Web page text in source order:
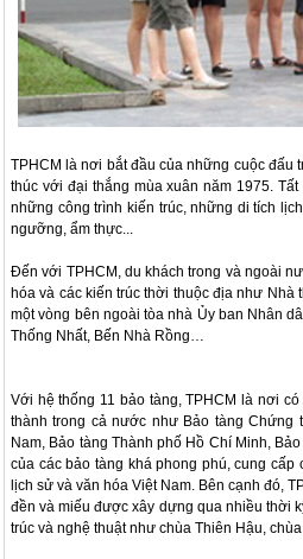
TPHCM là nơi bắt đầu của những cuộc đấu
thúc với đại thắng mùa xuân năm 1975.
những công trình kiến trúc, những di tích
ngưỡng, ẩm thực...
Đến với TPHCM, du khách trong và ngoài
hóa và các kiến trúc thời thuộc địa như
một vòng bên ngoài tòa nhà Ủy ban Nhân
Thống Nhất, Bến Nhà Rồng…
Với hệ thống 11 bảo tàng, TPHCM là nơi
thành trong cả nước như Bảo tàng Chứng
Nam, Bảo tàng Thành phố Hồ Chí Minh,
của các bảo tàng khá phong phú, cung
lịch sử và văn hóa Việt Nam. Bên cạnh đó,
đền và miếu được xây dựng qua nhiều thời
trúc và nghệ thuật như chùa Thiên Hậu,